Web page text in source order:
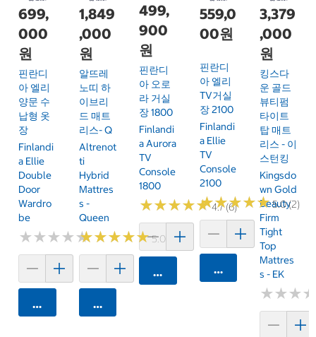
699,
000
원
핀란디
아 엘리
양문 수
납형 옷
장
Finlandi
A Ellie
Double
Door
Wardro
Be
★★★★★
★★★★★
카트에 담기
1,849
,000
원
알뜨레
노띠 하
이브리
드 매트
리스- Q
Altrenot
Ti
Hybrid
Mattres
S -
Queen
★★★★★
★★★★★5.0 (3)
카트에 담기
499,
900
원
핀란디
아 오로
라 거실
장 1800
Finlandi
A Aurora
TV
Console
1800
★★★★★
★★★★★4.7 (6)
카트에 담기
559,0
00원
핀란디
아 엘리
TV거실
장 2100
Finlandi
A Ellie
TV
Console
2100
★★★★★
★★★★★5.0 (2)
카트에 담기
3,379
,000
원
킹스다
운 골드
뷰티펌
타이트
탑 매트
리스 - 이
스턴킹
Kingsdo
Wn Gold
Beauty
Firm
Tight
Top
Mattres
S - EK
★★★
★★★